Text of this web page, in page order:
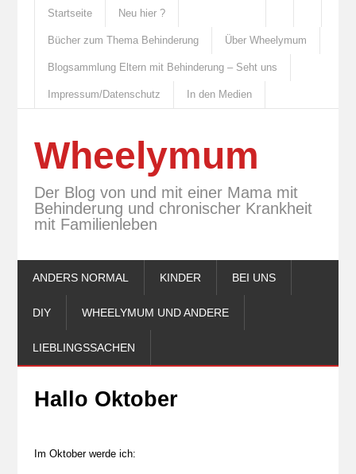
Startseite Neu hier ?
Bücher zum Thema Behinderung Über Wheelymum
Blogsammlung Eltern mit Behinderung – Seht uns
Impressum/Datenschutz In den Medien
Wheelymum
Der Blog von und mit einer Mama mit
Behinderung und chronischer Krankheit
mit Familienleben
ANDERS NORMAL KINDER BEI UNS
DIY WHEELYMUM UND ANDERE
LIEBLINGSSACHEN
Hallo Oktober
Im Oktober werde ich: